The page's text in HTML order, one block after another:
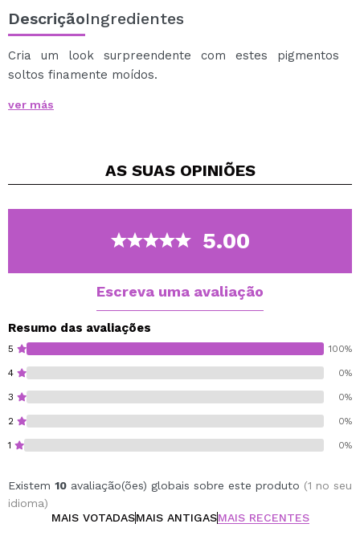
DescriçãoIngredientes
Cria um look surpreendente com estes pigmentos
soltos finamente moídos.
outros produtos para alcançar um brilho tenue ou dar
Disponível em 15 tons perolados.
ver más
AS SUAS OPINIÕES
5.00
Escreva uma avaliação
Resumo das avaliações
5 100%
4 0%
3 0%
2 0%
1 0%
Existem 10 avaliação(ões) globais sobre este produto (1 no seu
idioma)
MAIS VOTADASMAIS ANTIGASMAIS RECENTES